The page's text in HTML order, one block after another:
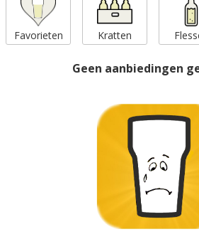
Favorieten Kratten
Geen aanbiedingen